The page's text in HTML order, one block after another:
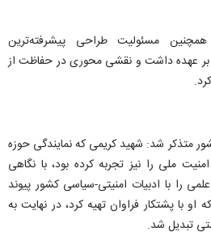
مسئولیت طراحی پیشرفته‌ترین
بر عهده داشت و نقشی محوری در حفاظت از
متذکر شد: شهید کریمی که نمایندگی حوزه
ملی را نیز تجربه کرده بود، با نگاهی
را با ادبیات امنیتی-سیاسی کشور پیوند
او با پشتکار فراوان تهیه کرد، در نهایت به
تبدیل شد.